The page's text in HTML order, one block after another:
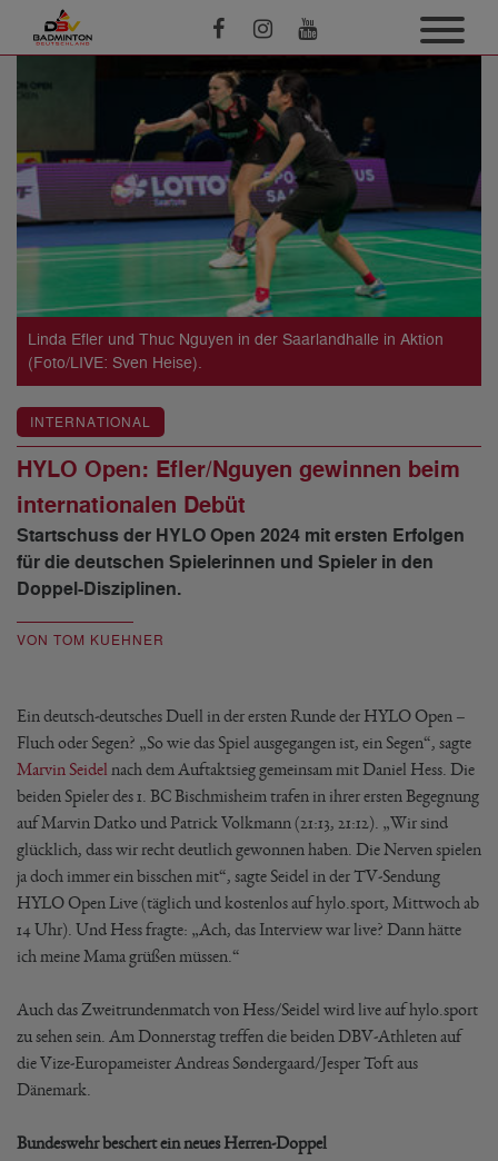
Linda Efler und Thuc Nguyen in der Saarlandhalle in Aktion
(Foto/LIVE: Sven Heise).
INTERNATIONAL
HYLO Open: Efler/Nguyen gewinnen beim
internationalen Debüt
Startschuss der HYLO Open 2024 mit ersten Erfolgen
für die deutschen Spielerinnen und Spieler in den
Doppel-Disziplinen.
VON TOM KUEHNER
Ein deutsch-deutsches Duell in der ersten Runde der HYLO Open –
Fluch oder Segen? „So wie das Spiel ausgegangen ist, ein Segen“, sagte
Marvin Seidel nach dem Auftaktsieg gemeinsam mit Daniel Hess. Die
beiden Spieler des 1. BC Bischmisheim trafen in ihrer ersten Begegnung
auf Marvin Datko und Patrick Volkmann (21:13, 21:12). „Wir sind
glücklich, dass wir recht deutlich gewonnen haben. Die Nerven spielen
ja doch immer ein bisschen mit“, sagte Seidel in der TV-Sendung
HYLO Open Live (täglich und kostenlos auf hylo.sport, Mittwoch ab
14 Uhr). Und Hess fragte: „Ach, das Interview war live? Dann hätte
ich meine Mama grüßen müssen.“
Auch das Zweitrundenmatch von Hess/Seidel wird live auf hylo.sport
zu sehen sein. Am Donnerstag treffen die beiden DBV-Athleten auf
die Vize-Europameister Andreas Søndergaard/Jesper Toft aus
Dänemark.
Bundeswehr beschert ein neues Herren-Doppel